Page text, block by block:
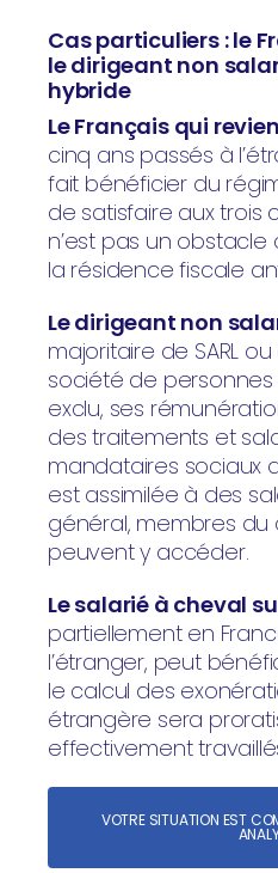
Cas particuliers : le
le dirigeant non
hybride
Le Français qui
cinq ans passés à
fait bénéficier du
de satisfaire aux trois
n’est pas un obstacle
la résidence fiscale
Le dirigeant non
majoritaire de SARL
société de
exclu, ses
des traitements et
mandataires sociaux
est assimilée à des
général, membres du
peuvent y accéder.
Le salarié à cheval
partiellement en
l’étranger, peut
le calcul des
étrangère sera
effectivement
VOTRE SITUATION EST